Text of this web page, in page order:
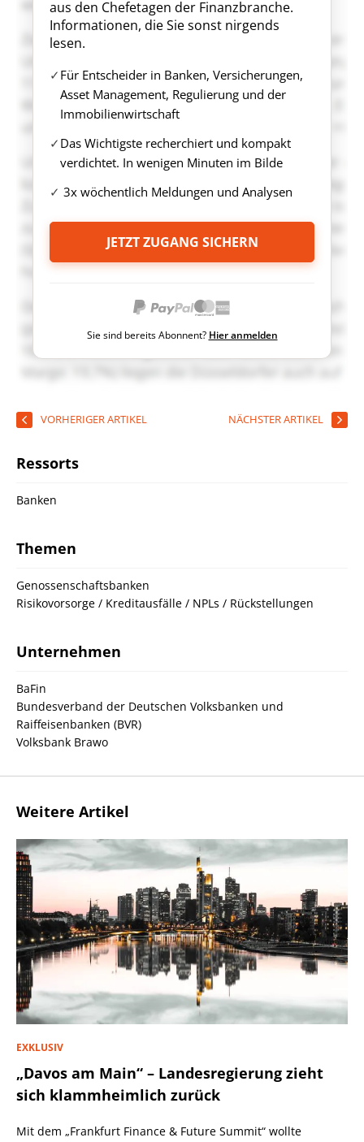
aus den Chefetagen der Finanzbranche.
Informationen, die Sie sonst nirgends
lesen.
Für Entscheider in Banken, Versicherungen,
Asset Management, Regulierung und der
Immobilienwirtschaft
Das Wichtigste recherchiert und kompakt
verdichtet. In wenigen Minuten im Bilde
3x wöchentlich Meldungen und Analysen
JETZT ZUGANG SICHERN
Sie sind bereits Abonnent? Hier anmelden
VORHERIGER ARTIKEL NÄCHSTER ARTIKEL
Ressorts
Banken
Themen
Genossenschaftsbanken
Risikovorsorge / Kreditausfälle / NPLs / Rückstellungen
Unternehmen
BaFin
Bundesverband der Deutschen Volksbanken und
Raiffeisenbanken (BVR)
Volksbank Brawo
Weitere Artikel
EXKLUSIV
„Davos am Main“ – Landesregierung zieht
sich klammheimlich zurück
Mit dem „Frankfurt Finance & Future Summit“ wollte